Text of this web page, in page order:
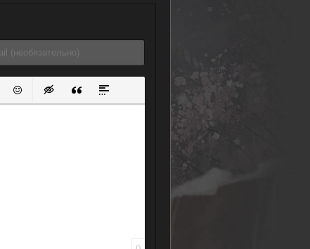
списокзащищенную ссылку
Вставить смайлик
Вставка скрытого текста
Вставка цитаты
Вставка спойлера